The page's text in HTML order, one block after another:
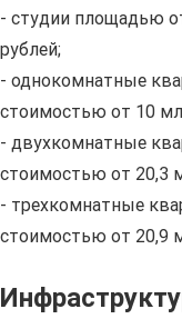
- студии площадью
рублей;
- однокомнатные
стоимостью от 10
- двухкомнатные
стоимостью от 20,3
- трехкомнатные
стоимостью от 20,9